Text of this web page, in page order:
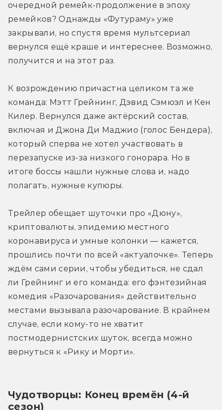
очередной ремейк-продолжение в эпоху
ремейков? Однажды «Футураму» уже
закрывали, но спустя время мультсериал
вернулся ещё краше и интереснее. Возможно,
получится и на этот раз.
К возрождению причастна целиком та же
команда: Мэтт Грейнинг, Дэвид Сэмюэл и Кен
Килер. Вернулся даже актёрский состав,
включая и Джона Ди Маджио (голос Бендера),
который сперва не хотел участвовать в
перезапуске из-за низкого гонорара. Но в
итоге боссы нашли нужные слова и, надо
полагать, нужные купюры.
Трейлер обещает шуточки про «Дюну»,
криптовалюты, эпидемию местного
коронавируса и умные колонки — кажется,
прошлись почти по всей «актуалочке». Теперь
ждём сами серии, чтобы убедиться, не сдал
ли Грейнинг и его команда: его фэнтезийная
комедия «Разочарования» действительно
местами вызывала разочарование. В крайнем
случае, если кому-то не хватит
постмодернистских шуток, всегда можно
вернуться к «Рику и Морти».
Чудотворцы: Конец времён (4-й
сезон)